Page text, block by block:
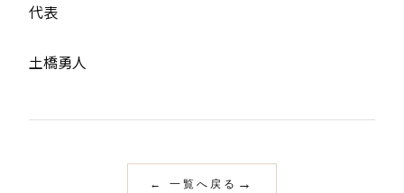
代表
土橋勇人
← 一覧へ戻る